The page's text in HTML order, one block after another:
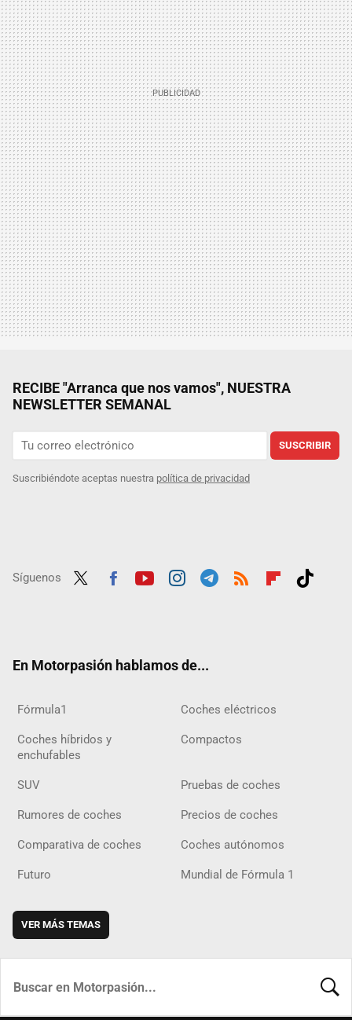
RECIBE "Arranca que nos vamos", NUESTRA
NEWSLETTER SEMANAL
SUSCRIBIR
Suscribiéndote aceptas nuestra política de privacidad
Síguenos
En Motorpasión hablamos de...
Fórmula1 Coches eléctricos
Coches híbridos y
enchufables
Compactos
SUV Pruebas de coches
Rumores de coches Precios de coches
Comparativa de coches Coches autónomos
Futuro Mundial de Fórmula 1
VER MÁS TEMAS